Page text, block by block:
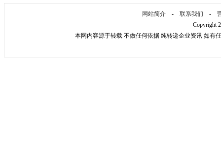
网站简介 - 联系我们 -
Copyright
本网内容源于转载 不做任何依据 纯转递企业资讯 如有